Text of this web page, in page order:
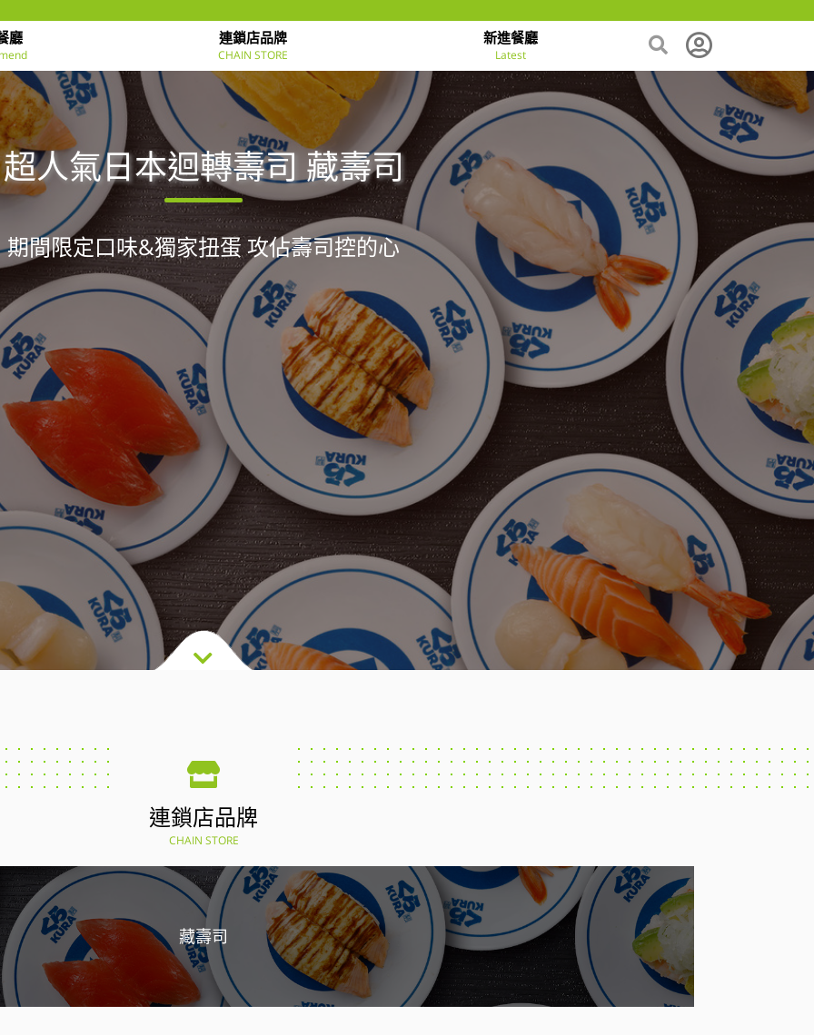
廳 連鎖店品牌
CHAIN STORE
新進餐廳
Latest
超人氣日本迴轉壽司 藏壽司
期間限定口味&獨家扭蛋 攻佔壽司控的心
連鎖店品牌
CHAIN STORE
藏壽司